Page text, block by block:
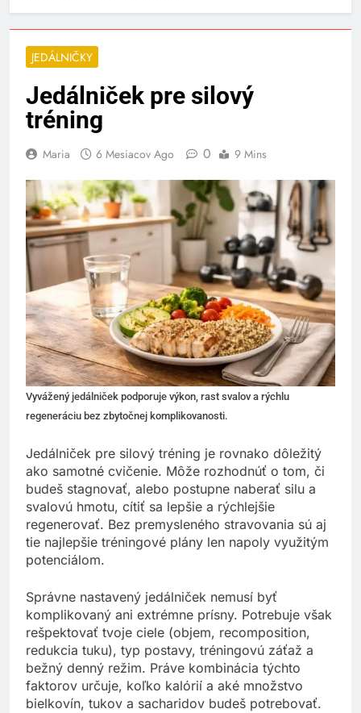
JEDÁLNIČKY
Jedálniček pre silový
tréning
Maria 6 Mesiacov Ago 0 9 Mins
Vyvážený jedálniček podporuje výkon, rast svalov a rýchlu
regeneráciu bez zbytočnej komplikovanosti.
Jedálniček pre silový tréning je rovnako dôležitý
ako samotné cvičenie. Môže rozhodnúť o tom, či
budeš stagnovať, alebo postupne naberať silu a
svalovú hmotu, cítiť sa lepšie a rýchlejšie
regenerovať. Bez premysleného stravovania sú aj
tie najlepšie tréningové plány len napoly využitým
potenciálom.
Správne nastavený jedálniček nemusí byť
komplikovaný ani extrémne prísny. Potrebuje však
rešpektovať tvoje ciele (objem, recomposition,
redukcia tuku), typ postavy, tréningovú záťaž a
bežný denný režim. Práve kombinácia týchto
faktorov určuje, koľko kalórií a aké množstvo
bielkovín, tukov a sacharidov budeš potrebovať.